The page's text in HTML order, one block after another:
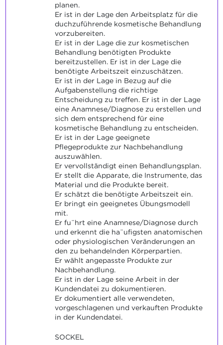
planen.
Er ist in der Lage den Arbeitsplatz für die
duchzuführende kosmetische Behandlung
vorzubereiten.
Er ist in der Lage die zur kosmetischen
Behandlung benötigten Produkte
bereitzustellen. Er ist in der Lage die
benötigte Arbeitszeit einzuschätzen.
Er ist in der Lage in Bezug auf die
Aufgabenstellung die richtige
Entscheidung zu treffen. Er ist in der Lage
eine Anamnese/Diagnose zu erstellen und
sich dem entsprechend für eine
kosmetische Behandlung zu entscheiden.
Er ist in der Lage geeignete
Pflegeprodukte zur Nachbehandlung
auszuwählen.
Er vervollständigt einen Behandlungsplan.
Er stellt die Apparate, die Instrumente, das
Material und die Produkte bereit.
Er schätzt die benötigte Arbeitszeit ein.
Er bringt ein geeignetes Übungsmodell
mit.
Er fu¨hrt eine Anamnese/Diagnose durch
und erkennt die ha¨ufigsten anatomischen
oder physiologischen Veränderungen an
den zu behandelnden Körperpartien.
Er wählt angepasste Produkte zur
Nachbehandlung.
Er ist in der Lage seine Arbeit in der
Kundendatei zu dokumentieren.
Er dokumentiert alle verwendeten,
vorgeschlagenen und verkauften Produkte
in der Kundendatei.
SOCKEL